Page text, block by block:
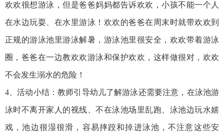
欢欢很想游泳，但是爸爸妈妈都告诉欢欢，小孩不能一个人
在水边玩耍、在水里游泳！欢欢的爸爸在周末时就带欢欢到
正规的游泳池里游泳解暑，游泳池里很安全，欢欢带着游泳
圈，爸爸在一边教欢欢游泳和保护欢欢，这样做很对，欢欢
不会发生溺水的危险！
4、活动小结：教师引导幼儿了解游泳还需要注意，在泳池游
泳时不离开家人的视线、不在泳池场里乱跑、泳池边玩水嬉
戏，池边很湿很滑，容易摔跤和掉进泳池，不注意这些安